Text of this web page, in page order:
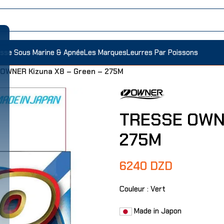
Sous Marine & ApnéeLes MarquesLeurres Par Poissons
Kizuna X8 – Green – 275M
TRESSE
275M
6240 DZD
Couleur : Vert
Made in Japon